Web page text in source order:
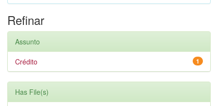
Refinar
Assunto
1
Crédito
Has File(s)